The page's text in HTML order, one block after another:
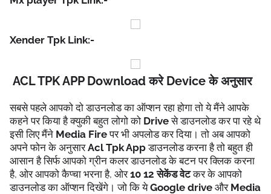
Xender Tpk Link:-
ACL TPK APP Download करे Device के अनुसार
सबसे पहले आपको दो डाउनलोड का ऑप्शन रहा होगा तो ये मैंने आपके
कहने पर किया है क्युकी बहुत लोगो को Driveसे डाउनलोड कर पा रहे थे
इसी लिए मैंने Media Fireपर भी अपलोड कर दिया। तो अब आपको
अपने फोन के अनुसारAcl Tpk Appडाउनलोड करना है तो बहुत ही
आसान है सिर्फ आपको ग्रीन कलर डाउनलोड के बटन पर क्लिक करना
है, ओर आपको कैप्चा भरना है, ओर10 12 सेकेंड वेटकर के आपको
डाउनलोड का ऑप्शन दिखेंगे। जो कि येGoogle drive और Media